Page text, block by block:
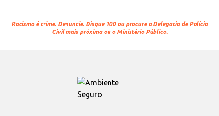
Racismo é crime. Denuncie. Disque 100 ou procure a Delegacia de Polícia
Civil mais próxima ou o Ministério Público.